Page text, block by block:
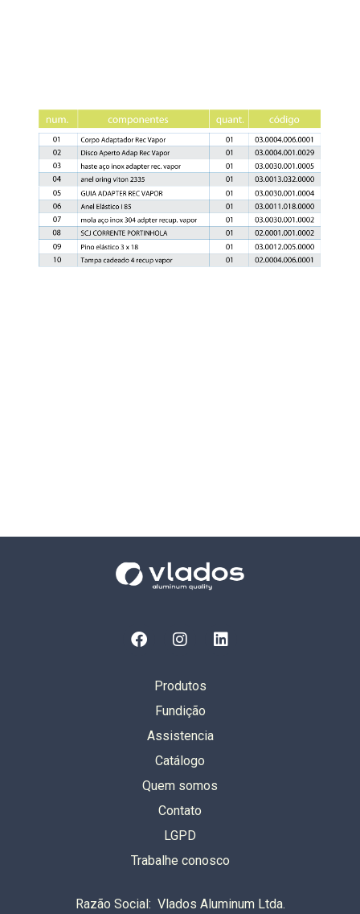
Produtos
Fundição
Assistencia
Catálogo
Quem somos
Contato
LGPD
Trabalhe conosco
Razão Social: Vlados Aluminum Ltda.